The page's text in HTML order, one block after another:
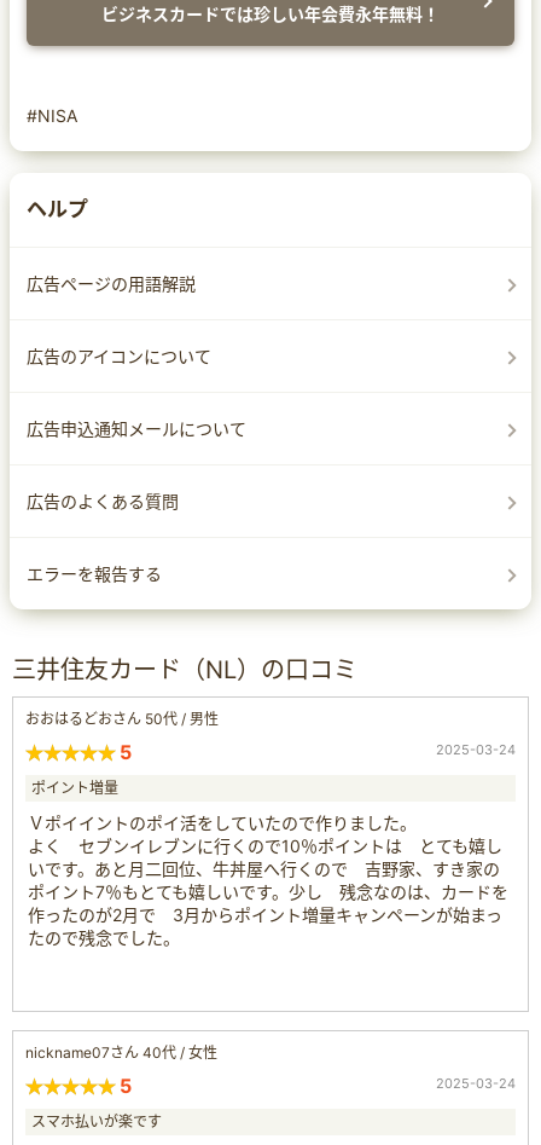
ビジネスカードでは珍しい年会費永年無料！
#NISA
ヘルプ
広告ページの用語解説
広告のアイコンについて
広告申込通知メールについて
広告のよくある質問
エラーを報告する
三井住友カード（NL）の口コミ
おおはるどおさん 50代 / 男性
5 2025-03-24
ポイント増量
Ｖポイイントのポイ活をしていたので作りました。
よく セブンイレブンに行くので10％ポイントは とても嬉し
いです。あと月二回位、牛丼屋へ行くので 吉野家、すき家の
ポイント7％もとても嬉しいです。少し 残念なのは、カードを
作ったのが2月で 3月からポイント増量キャンペーンが始まっ
たので残念でした。
nickname07さん 40代 / 女性
5 2025-03-24
スマホ払いが楽です